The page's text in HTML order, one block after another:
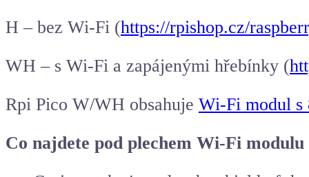
H – bez Wi-Fi (https://rpishop.cz/
WH – s Wi-Fi a zapájenými hřebínky (
Rpi Pico W/WH obsahuje Wi-Fi modul s
Co najdete pod plechem Wi-Fi modulu